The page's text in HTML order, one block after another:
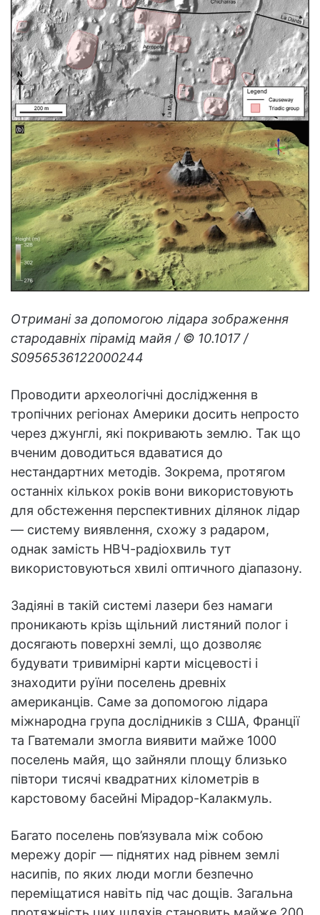
Отримані за допомогою лідара зображення
стародавніх пірамід майя / © 10.1017 /
S0956536122000244
Проводити археологічні дослідження в
тропічних регіонах Америки досить непросто
через джунглі, які покривають землю. Так що
вченим доводиться вдаватися до
нестандартних методів. Зокрема, протягом
останніх кількох років вони використовують
для обстеження перспективних ділянок лідар
— систему виявлення, схожу з радаром,
однак замість НВЧ-радіохвиль тут
використовуються хвилі оптичного діапазону.
Задіяні в такій системі лазери без намаги
проникають крізь щільний листяний полог і
досягають поверхні землі, що дозволяє
будувати тривимірні карти місцевості і
знаходити руїни поселень древніх
американців. Саме за допомогою лідара
міжнародна група дослідників з США, Франції
та Гватемали змогла виявити майже 1000
поселень майя, що зайняли площу близько
півтори тисячі квадратних кілометрів в
карстовому басейні Мірадор-Калакмуль.
Багато поселень пов’язувала між собою
мережу доріг — піднятих над рівнем землі
насипів, по яких люди могли безпечно
переміщатися навіть під час дощів. Загальна